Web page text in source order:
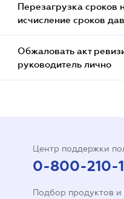
Перезагрузка сроков
исчисление сроков
Обжаловать акт
руководитель лично
Центр поддержки
0-800-210-
Подбор продуктов